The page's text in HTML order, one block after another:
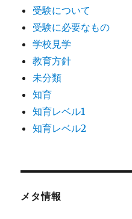
受験について
受験に必要なもの
学校見学
教育方針
未分類
知育
知育レベル1
知育レベル2
メタ情報